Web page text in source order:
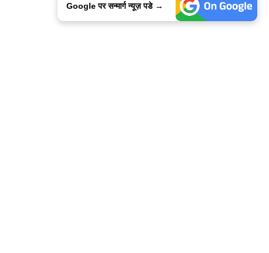
Google पर सन्मार्ग न्यूज़ पडे →